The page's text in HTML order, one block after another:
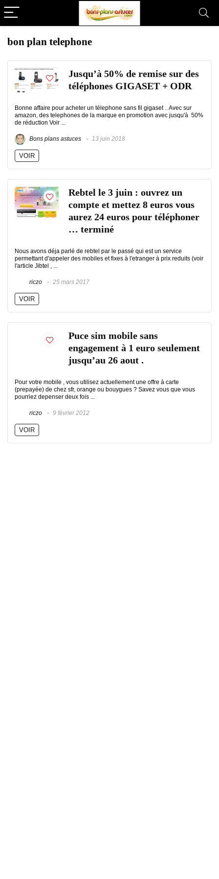
bon plan telephone
Jusqu’à 50% de remise sur des
téléphones GIGASET + ODR
Bonne affaire pour acheter un télephone sans fil gigaset .. Avec sur
amazon, des telephones de la marque en promotion avec jusqu'à 50%
de réduction Voir ...
Bons plans astuces 13 juin 2018
VOIR
Rebtel le 3 juin : ouvrez un
compte et mettez 8 euros vous
aurez 24 euros pour téléphoner
… terminé
Nous avons déja parlé de rebtel par le passé qui est un service
permettant d'appeler des mobiles et fixes à l'etranger à prix reduits (voir
l'article Jibtel , ...
riczo 25 mars 2017
VOIR
Puce sim mobile sans
engagement à 1 euro seulement
jusqu’au 26 aout .
Pour votre mobile , vous utilisez actuellement une offre à carte
(prepayée) de chez sfr, orange ou bouygues ? Savez vous que vous
pourriez depenser deux fois ...
riczo 9 février 2012
VOIR